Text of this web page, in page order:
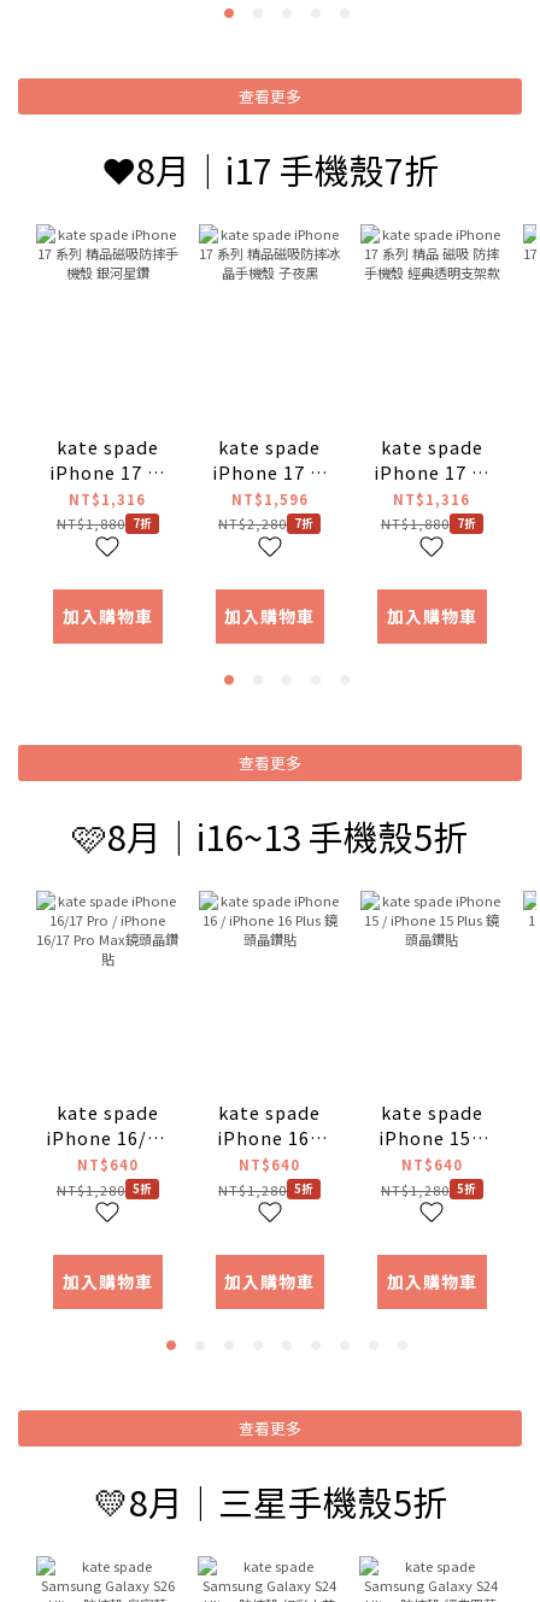
查看更多
❤️8月｜i17 手機殼7折
kate spade
iPhone 17 系
列 精品磁吸防
摔手機殼 銀河
星鑽
NT$1,316
NT$1,880 7折
加入購物車
kate spade
iPhone 17 系
列 精品磁吸防
摔冰晶手機殼
子夜黑
NT$1,596
NT$2,280 7折
加入購物車
kate spade
iPhone 17 系
列 精品 磁吸 防
摔手機殼 經典
透明支架款
NT$1,316
NT$1,880 7折
加入購物車
查看更多
🩷8月｜i16~13 手機殼5折
kate spade
iPhone 16/17
Pro / iPhone
16/17 Pro
Max鏡頭晶鑽
NT$640
NT$1,280 5折
加入購物車
kate spade
iPhone 16 /
iPhone 16
Plus 鏡頭晶鑽
貼
NT$640
NT$1,280 5折
加入購物車
kate spade
iPhone 15 /
iPhone 15
Plus 鏡頭晶鑽
貼
NT$640
NT$1,280 5折
加入購物車
查看更多
💛8月｜三星手機殼5折